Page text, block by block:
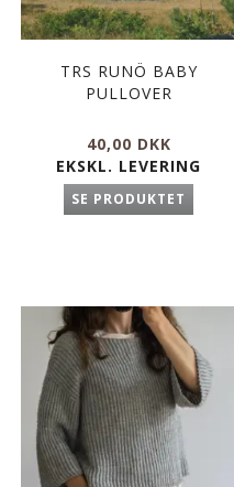
TRS RUNÖ BABY
PULLOVER
40,00 DKK
EKSKL. LEVERING
SE PRODUKTET